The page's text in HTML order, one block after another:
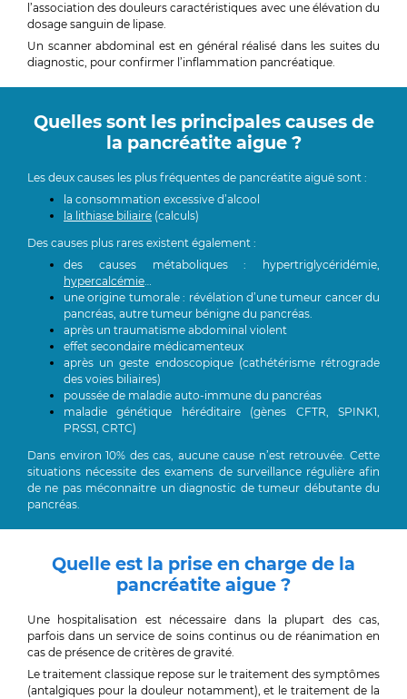
l’association des douleurs caractéristiques avec une élévation du
dosage sanguin de lipase.
Un scanner abdominal est en général réalisé dans les suites du
diagnostic, pour confirmer l’inflammation pancréatique.
Quelles sont les principales causes de
la pancréatite aigue ?
Les deux causes les plus fréquentes de pancréatite aiguë sont :
la consommation excessive d’alcool
la lithiase biliaire (calculs)
Des causes plus rares existent également :
des causes métaboliques : hypertriglycéridémie,
hypercalcémie…
une origine tumorale : révélation d’une tumeur cancer du
pancréas, autre tumeur bénigne du pancréas.
après un traumatisme abdominal violent
effet secondaire médicamenteux
après un geste endoscopique (cathétérisme rétrograde
des voies biliaires)
poussée de maladie auto-immune du pancréas
maladie génétique héréditaire (gènes CFTR, SPINK1,
PRSS1, CRTC)
Dans environ 10% des cas, aucune cause n’est retrouvée. Cette
situations nécessite des examens de surveillance régulière afin
de ne pas méconnaitre un diagnostic de tumeur débutante du
pancréas.
Quelle est la prise en charge de la
pancréatite aigue ?
Une hospitalisation est nécessaire dans la plupart des cas,
parfois dans un service de soins continus ou de réanimation en
cas de présence de critères de gravité.
Le traitement classique repose sur le traitement des symptômes
(antalgiques pour la douleur notamment), et le traitement de la